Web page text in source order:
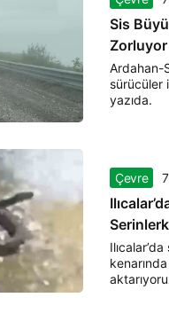
Sis
Zorluyor
Ardahan-
sürücüler
yazıda.
Çevre